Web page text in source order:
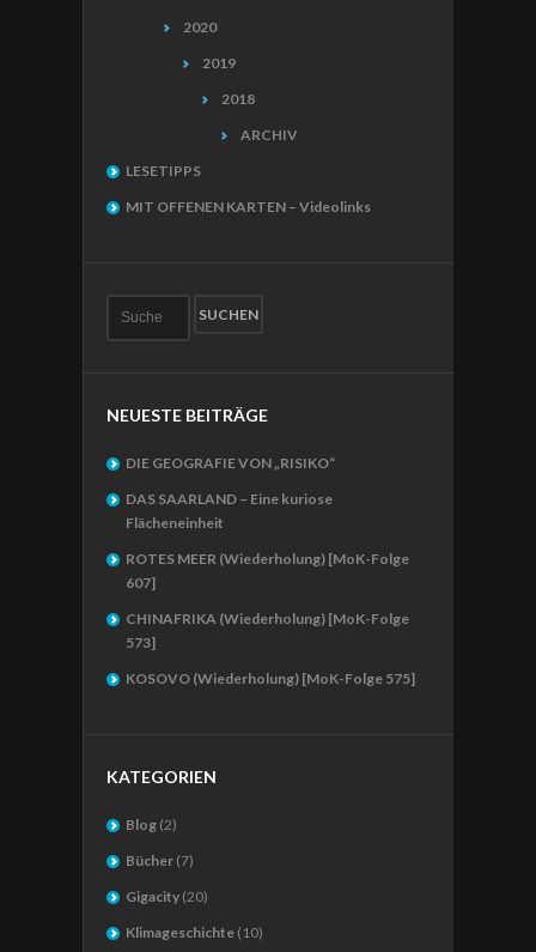
2020
2019
2018
ARCHIV
LESETIPPS
MIT OFFENEN KARTEN – Videolinks
NEUESTE BEITRÄGE
DIE GEOGRAFIE VON „RISIKO“
DAS SAARLAND – Eine kuriose
Flächeneinheit
ROTES MEER (Wiederholung) [MoK-Folge
607]
CHINAFRIKA (Wiederholung) [MoK-Folge
573]
KOSOVO (Wiederholung) [MoK-Folge 575]
KATEGORIEN
Blog (2)
Bücher (7)
Gigacity (20)
Klimageschichte (10)